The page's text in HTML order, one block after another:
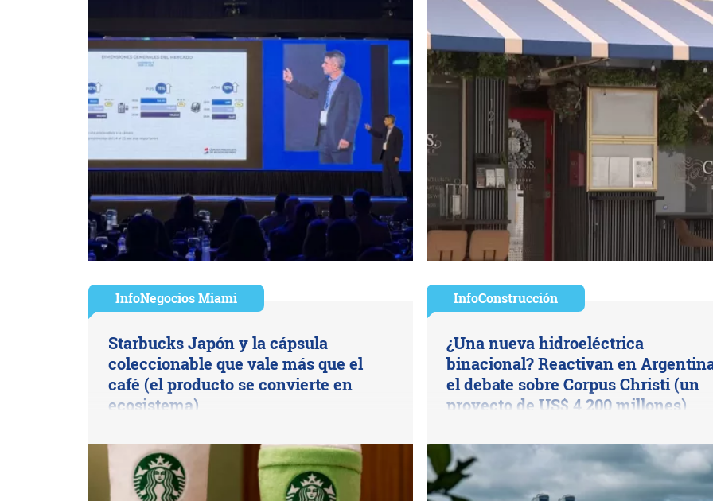
InfoNegocios Miami
Starbucks Japón y la cápsula
coleccionable que vale más que el
café (el producto se convierte en
ecosistema)
InfoConstrucción
¿Una nueva hidroeléctrica
binacional? Reactivan en
el debate sobre Corpus Christi (un
proyecto de US$ 4.200 millones)